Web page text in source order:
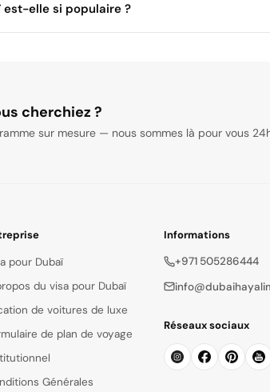
la police d'assurance
est-elle si populaire ?
font de la location de voitures de luxe une
cherchiez ?
sur mesure — nous sommes là pour vous
pour Dubaï
du visa pour Dubaï
de voitures de luxe
de plan de voyage
Générales
Informations
+971 505286444
Réseaux sociaux